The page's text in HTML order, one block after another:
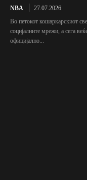
NBA
27.07.2026
Во петокот кошаркарскиот
социјалните мрежи, а сега
официјално...